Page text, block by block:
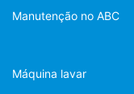
Manutenção no ABC
Máquina lavar